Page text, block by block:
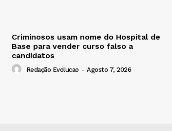
Criminosos usam nome do Hospital de
Base para vender curso falso a
candidatos
Redação Evolucao - Agosto 7, 2026